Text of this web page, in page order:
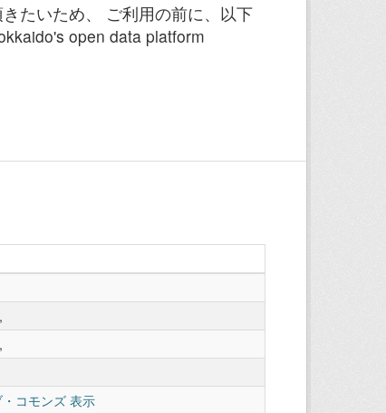
たいため、 ご利用の前に、以下
open data platform
コモンズ 表示